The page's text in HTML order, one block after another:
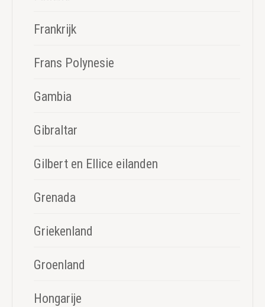
Frankrijk
Frans Polynesie
Gambia
Gibraltar
Gilbert en Ellice eilanden
Grenada
Griekenland
Groenland
Hongarije